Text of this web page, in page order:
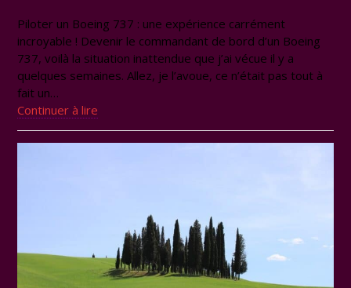
Piloter un Boeing 737 : une expérience carrément
incroyable ! Devenir le commandant de bord d’un Boeing
737, voilà la situation inattendue que j’ai vécue il y a
quelques semaines. Allez, je l’avoue, ce n’était pas tout à
fait un…
Continuer à lire